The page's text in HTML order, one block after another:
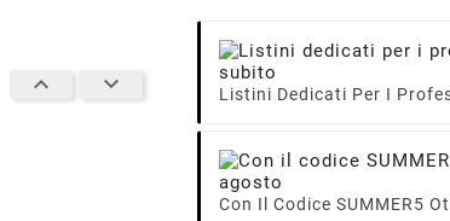
  Listini Dedicati Per I
Con Il Codice SUMMER5